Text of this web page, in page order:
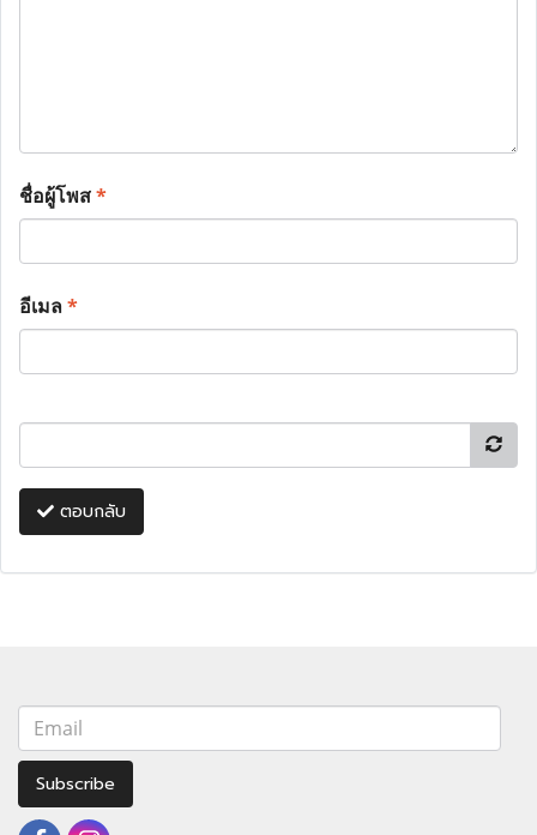
ชื่อผู้โพส*
อีเมล*
ตอบกลับ
Subscribe